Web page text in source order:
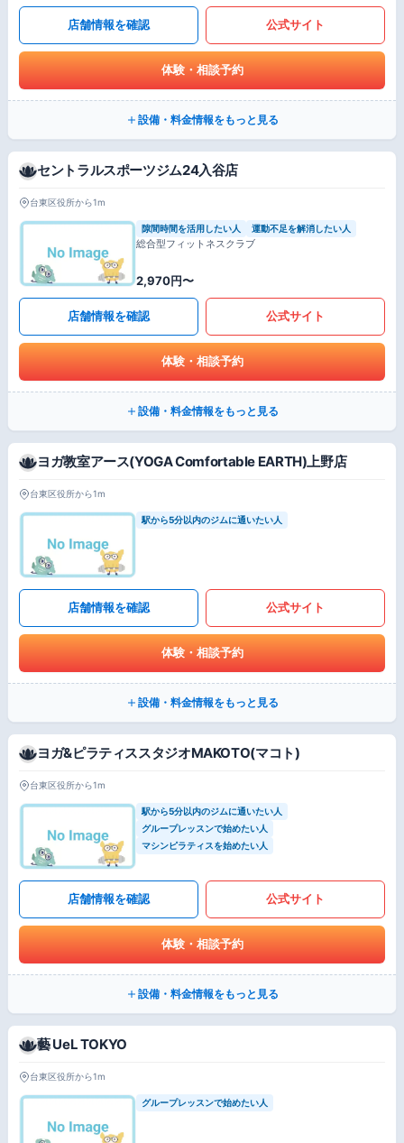
店舗情報を確認 公式サイト
体験・相談予約
設備・料金情報をもっと見る
セントラルスポーツジム24入谷店
台東区役所から1m
隙間時間を活用したい人 運動不足を解消したい人
総合型フィットネスクラブ
2,970円〜
店舗情報を確認 公式サイト
体験・相談予約
設備・料金情報をもっと見る
ヨガ教室アース(YOGA Comfortable EARTH)上野店
台東区役所から1m
駅から5分以内のジムに通いたい人
店舗情報を確認 公式サイト
体験・相談予約
設備・料金情報をもっと見る
ヨガ&ピラティススタジオMAKOTO(マコト)
台東区役所から1m
駅から5分以内のジムに通いたい人
グループレッスンで始めたい人
マシンピラティスを始めたい人
店舗情報を確認 公式サイト
体験・相談予約
設備・料金情報をもっと見る
藝 UeL TOKYO
台東区役所から1m
グループレッスンで始めたい人